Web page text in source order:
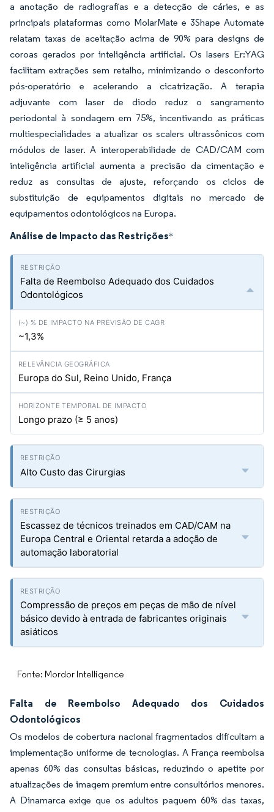
a anotação de radiografias e a detecção de cáries, e as
principais plataformas como MolarMate e 3Shape Automate
relatam taxas de aceitação acima de 90% para designs de
coroas gerados por inteligência artificial. Os lasers Er:YAG
facilitam extrações sem retalho, minimizando o desconforto
pós-operatório e acelerando a cicatrização. A terapia
adjuvante com laser de diodo reduz o sangramento
periodontal à sondagem em 75%, incentivando as práticas
multiespecialidades a atualizar os scalers ultrassônicos com
módulos de laser. A interoperabilidade de CAD/CAM com
inteligência artificial aumenta a precisão da cimentação e
reduz as consultas de ajuste, reforçando os ciclos de
substituição de equipamentos digitais no mercado de
equipamentos odontológicos na Europa.
Análise de Impacto das Restrições*
Falta de Reembolso Adequado dos Cuidados
Odontológicos
~1,3%
Europa do Sul, Reino Unido, França
Longo prazo (≥ 5 anos)
Alto Custo das Cirurgias
Escassez de técnicos treinados em CAD/CAM na
Europa Central e Oriental retarda a adoção de
automação laboratorial
Compressão de preços em peças de mão de nível
básico devido à entrada de fabricantes originais
asiáticos
Fonte: Mordor Intelligence
Falta de Reembolso Adequado dos Cuidados
Odontológicos
Os modelos de cobertura nacional fragmentados dificultam a
implementação uniforme de tecnologias. A França reembolsa
apenas 60% das consultas básicas, reduzindo o apetite por
atualizações de imagem premium entre consultórios menores.
A Dinamarca exige que os adultos paguem 60% das taxas,